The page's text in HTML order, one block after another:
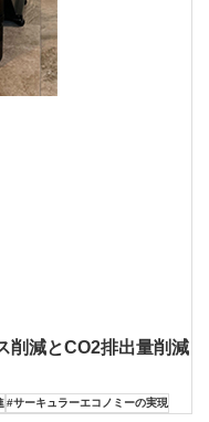
削減とCO2排出量削減
#サーキュラーエコノミーの実現